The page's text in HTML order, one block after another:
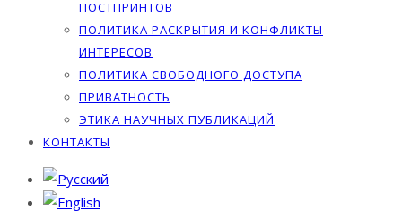
ПОСТПРИНТОВ
ПОЛИТИКА РАСКРЫТИЯ И КОНФЛИКТЫ
ИНТЕРЕСОВ
ПОЛИТИКА СВОБОДНОГО ДОСТУПА
ПРИВАТНОСТЬ
ЭТИКА НАУЧНЫХ ПУБЛИКАЦИЙ
КОНТАКТЫ